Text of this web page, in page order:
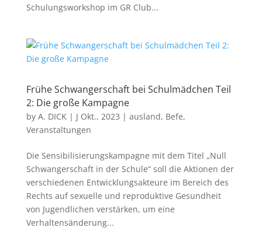
Schulungsworkshop im GR Club...
Frühe Schwangerschaft bei Schulmädchen Teil
2: Die große Kampagne
by A. DICK| J Okt., 2023 | ausland, Befe,
Veranstaltungen
Die Sensibilisierungskampagne mit dem Titel „Null
Schwangerschaft in der Schule“ soll die Aktionen der
verschiedenen Entwicklungsakteure im Bereich des
Rechts auf sexuelle und reproduktive Gesundheit
von Jugendlichen verstärken, um eine
Verhaltensänderung...